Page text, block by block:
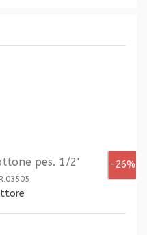
-26%
pes. 1/2'